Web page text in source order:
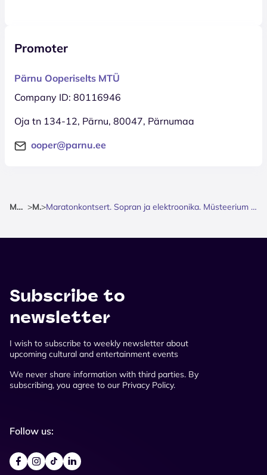
Promoter
Pärnu Ooperiselts MTÜ
Company ID: 80116946
Oja tn 134-12, Pärnu, 80047, Pärnumaa
ooper@parnu.ee
Mainpage > Music
> Maratonkontsert. Sopran ja elektroonika. Müsteerium Loomine ja lõpp / Suveaaria. Kunstide süntees @Raamid
Subscribe to
newsletter
I wish to subscribe to weekly newsletter about
upcoming cultural and entertainment events
We never share information with third parties. By
subscribing, you agree to our Privacy Policy.
Follow us: